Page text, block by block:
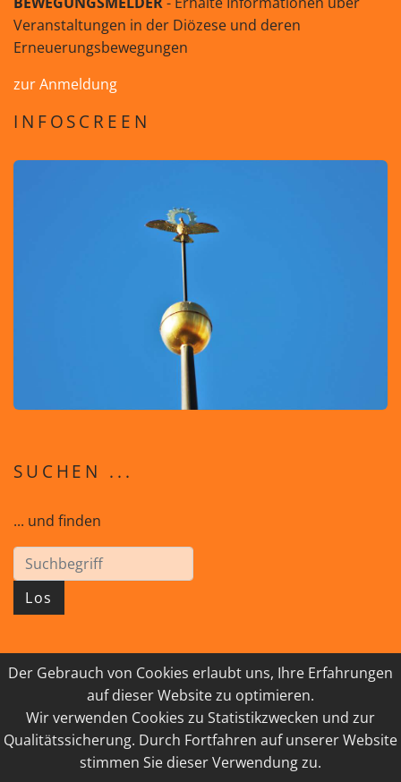
Der Gebrauch von Cookies erlaubt uns, Ihre Erfahrungen
auf dieser Website zu optimieren.
Wir verwenden Cookies zu Statistikzwecken und zur
Qualitätssicherung. Durch Fortfahren auf unserer Website
stimmen Sie dieser Verwendung zu.
Veranstaltungen in der Diözese und deren
Erneuerungsbewegungen
zur Anmeldung
INFOSCREEN
SUCHEN ...
... und finden
Los
© 2026 GEISTreich - Diözese Innsbruck
IMPRESSUM
LINKSAMMLUNG
DATENSCHUTZ
KONTAKT